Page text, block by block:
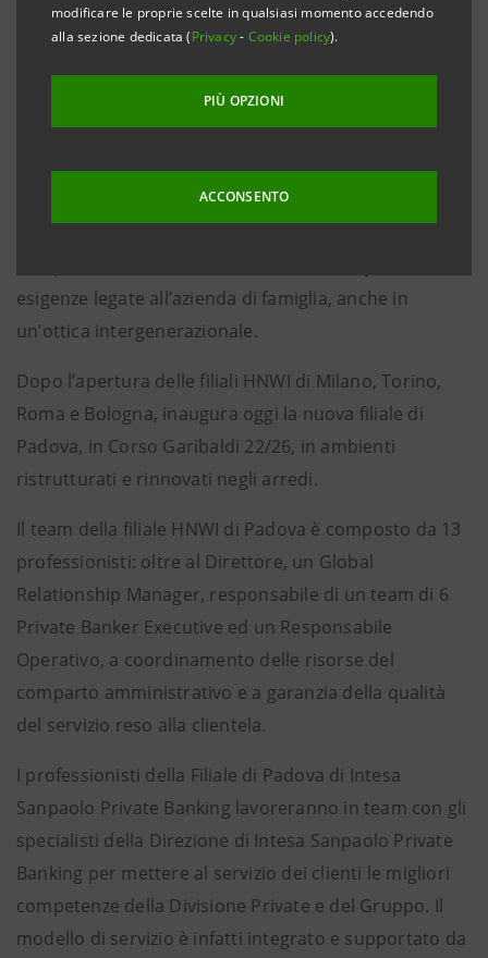
modificare le proprie scelte in qualsiasi momento accedendo
alla sezione dedicata (Privacy- Cookie policy).
PIÙ OPZIONI
ACCONSENTO
Costituito lo scorso aprile, il Service HUB HNWI
introduce un modello specializzato dedicato alla
clientela con patrimoni finanziari superiori ai 10
milioni di euro, che ha esigenze specifiche ed
articolate non solo in termini di gestione del
patrimonio personale, ma anche con riferimento alla
esigenze legate all’azienda di famiglia, anche in
un’ottica intergenerazionale.
Dopo l’apertura delle filiali HNWI di Milano, Torino,
Roma e Bologna, inaugura oggi la nuova filiale di
Padova, in Corso Garibaldi 22/26, in ambienti
ristrutturati e rinnovati negli arredi.
Il team della filiale HNWI di Padova è composto da 13
professionisti: oltre al Direttore, un Global
Relationship Manager, responsabile di un team di 6
Private Banker Executive ed un Responsabile
Operativo, a coordinamento delle risorse del
comparto amministrativo e a garanzia della qualità
del servizio reso alla clientela.
I professionisti della Filiale di Padova di Intesa
Sanpaolo Private Banking lavoreranno in team con gli
specialisti della Direzione di Intesa Sanpaolo Private
Banking per mettere al servizio dei clienti le migliori
competenze della Divisione Private e del Gruppo. Il
modello di servizio è infatti integrato e supportato da